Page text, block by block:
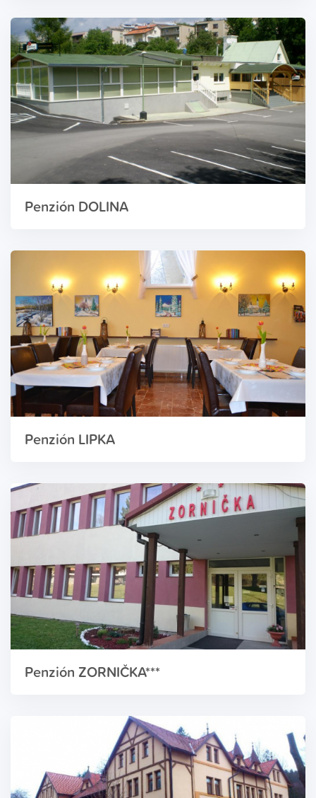
Penzión DOLINA
Penzión LIPKA
Penzión ZORNIČKA***